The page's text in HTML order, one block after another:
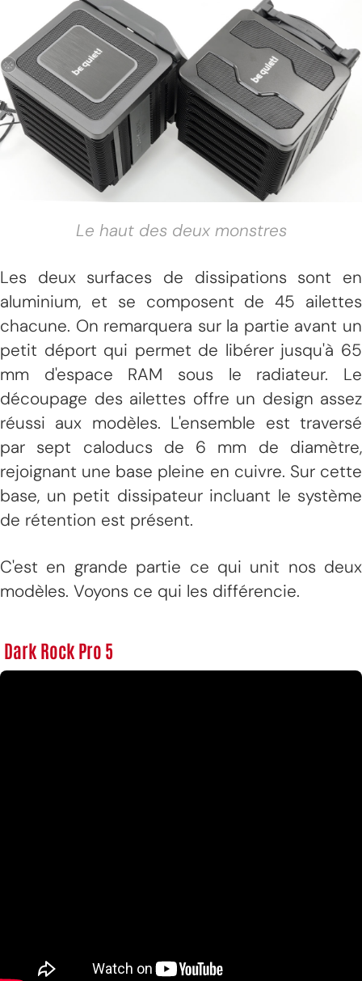
Le haut des deux monstres
Les deux surfaces de dissipations sont en
aluminium, et se composent de 45 ailettes
chacune. On remarquera sur la partie avant un
petit déport qui permet de libérer jusqu'à 65
mm d'espace RAM sous le radiateur. Le
découpage des ailettes offre un design assez
réussi aux modèles. L'ensemble est traversé
par sept caloducs de 6 mm de diamètre,
rejoignant une base pleine en cuivre. Sur cette
base, un petit dissipateur incluant le système
de rétention est présent.
C'est en grande partie ce qui unit nos deux
modèles. Voyons ce qui les différencie.
Dark Rock Pro 5